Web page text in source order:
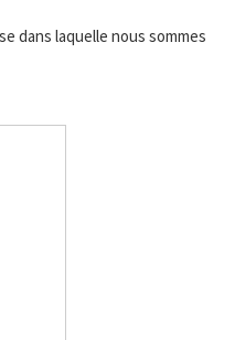
dans laquelle nous sommes